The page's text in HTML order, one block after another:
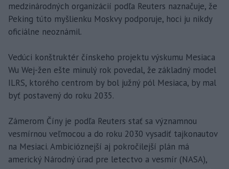
medzinárodných organizácií podľa Reuters naznačuje, že
Peking túto myšlienku Moskvy podporuje, hoci ju nikdy
oficiálne neoznámil.
Vedúci konštruktér čínskeho projektu výskumu Mesiaca
Wu Wej-žen ešte minulý rok povedal, že základný model
ILRS, ktorého centrom by bol južný pól Mesiaca, by mal
byť postavený do roku 2035.
Zámerom Číny je podľa Reuters stať sa významnou
vesmírnou veľmocou a do roku 2030 vysadiť tajkonautov
na Mesiaci. Ambicióznejší aj pokročilejší plán má
americký Národný úrad pre letectvo a vesmír (NASA),